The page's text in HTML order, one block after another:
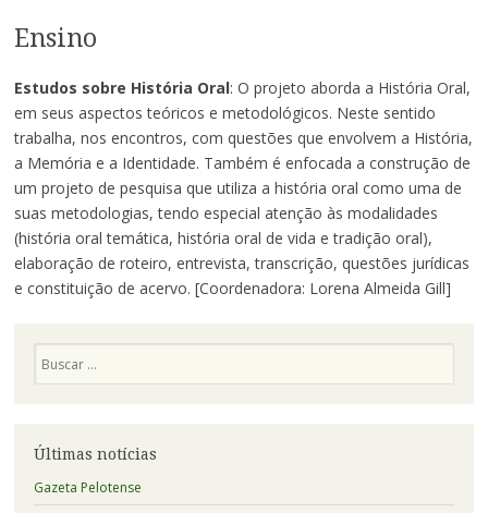
Ensino
Estudos sobre História Oral: O projeto aborda a História Oral,
em seus aspectos teóricos e metodológicos. Neste sentido
trabalha, nos encontros, com questões que envolvem a História,
a Memória e a Identidade. Também é enfocada a construção de
um projeto de pesquisa que utiliza a história oral como uma de
suas metodologias, tendo especial atenção às modalidades
(história oral temática, história oral de vida e tradição oral),
elaboração de roteiro, entrevista, transcrição, questões jurídicas
e constituição de acervo. [Coordenadora: Lorena Almeida Gill]
Últimas notícias
Gazeta Pelotense